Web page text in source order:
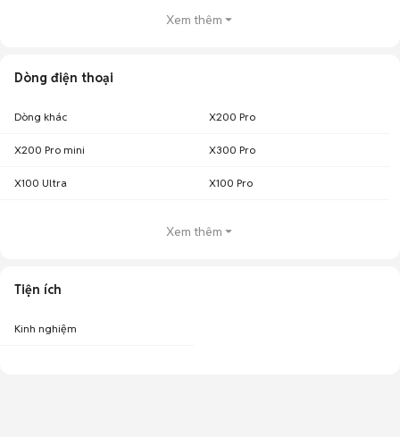
Xem thêm
Dòng điện thoại
Dòng khác X200 Pro
X200 Pro mini X300 Pro
X100 Ultra X100 Pro
Xem thêm
Tiện ích
Kinh nghiệm